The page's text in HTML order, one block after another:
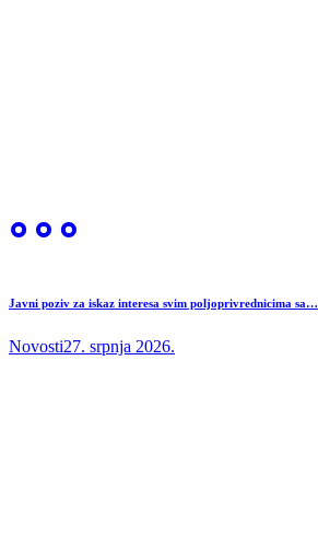
Javni poziv za iskaz interesa svim poljoprivrednicima sa…
Novosti27. srpnja 2026.